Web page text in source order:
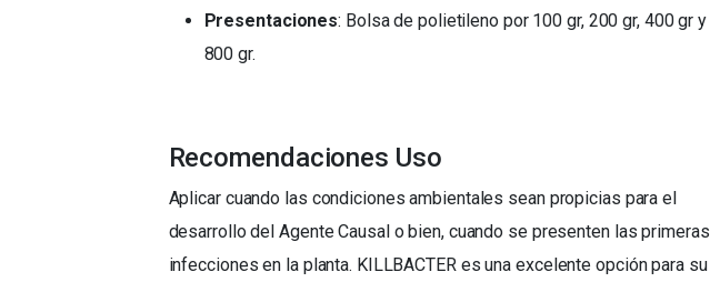
Presentaciones: Bolsa de polietileno por 100 gr, 200 gr, 400 gr y
800 gr.
Recomendaciones Uso
Aplicar cuando las condiciones ambientales sean propicias para el
desarrollo del Agente Causal o bien, cuando se presenten las primeras
infecciones en la planta. KILLBACTER es una excelente opción para su